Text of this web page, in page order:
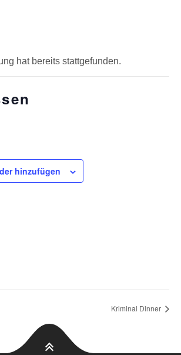
hat bereits stattgefunden.
hinzufügen
Kriminal Dinner